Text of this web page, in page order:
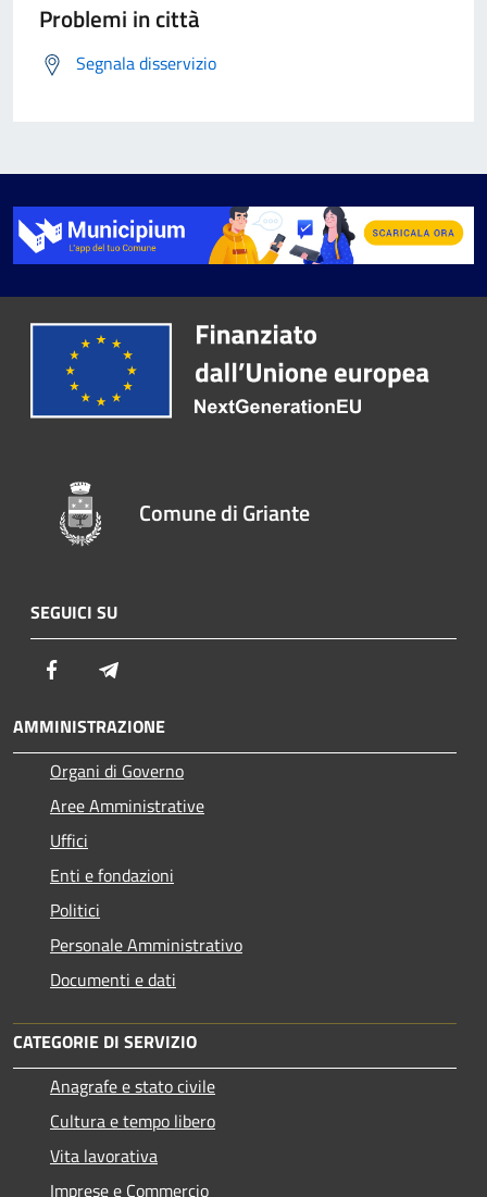
Problemi in città
Segnala disservizio
Comune di Griante
SEGUICI SU
Facebook
AMMINISTRAZIONE
Organi di Governo
Aree Amministrative
Uffici
Enti e fondazioni
Politici
Personale Amministrativo
Documenti e dati
CATEGORIE DI SERVIZIO
Anagrafe e stato civile
Cultura e tempo libero
Vita lavorativa
Imprese e Commercio